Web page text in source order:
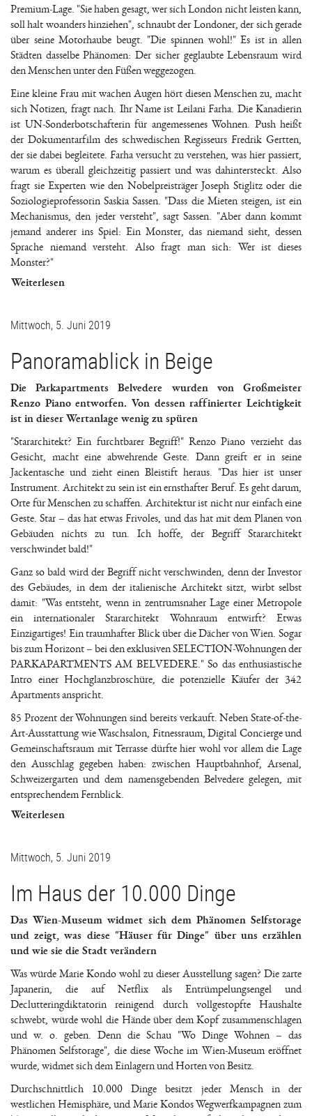
Premium-Lage. "Sie haben gesagt, wer sich London nicht leisten kann,
soll halt woanders hinziehen", schnaubt der Londoner, der sich gerade
über seine Motorhaube beugt. "Die spinnen wohl!" Es ist in allen
Städten dasselbe Phänomen: Der sicher geglaubte Lebensraum wird
den Menschen unter den Füßen weggezogen.
Eine kleine Frau mit wachen Augen hört diesen Menschen zu, macht
sich Notizen, fragt nach. Ihr Name ist Leilani Farha. Die Kanadierin
ist UN-Sonderbotschafterin für angemessenes Wohnen. Push heißt
der Dokumentarfilm des schwedischen Regisseurs Fredrik Gertten,
der sie dabei begleitete. Farha versucht zu verstehen, was hier passiert,
warum es überall gleichzeitig passiert und was dahintersteckt. Also
fragt sie Experten wie den Nobelpreisträger Joseph Stiglitz oder die
Soziologieprofessorin Saskia Sassen. "Dass die Mieten steigen, ist ein
Mechanismus, den jeder versteht", sagt Sassen. "Aber dann kommt
jemand anderer ins Spiel: Ein Monster, das niemand sieht, dessen
Sprache niemand versteht. Also fragt man sich: Wer ist dieses
Monster?"
Weiterlesen
Mittwoch, 5. Juni 2019
Panoramablick in Beige
Die Parkapartments Belvedere wurden von Großmeister
Renzo Piano entworfen. Von dessen raffinierter Leichtigkeit
ist in dieser Wertanlage wenig zu spüren
"Stararchitekt? Ein furchtbarer Begriff!" Renzo Piano verzieht das
Gesicht, macht eine abwehrende Geste. Dann greift er in seine
Jackentasche und zieht einen Bleistift heraus. "Das hier ist unser
Instrument. Architekt zu sein ist ein ernsthafter Beruf. Es geht darum,
Orte für Menschen zu schaffen. Architektur ist nicht nur einfach eine
Geste. Star – das hat etwas Frivoles, und das hat mit dem Planen von
Gebäuden nichts zu tun. Ich hoffe, der Begriff Stararchitekt
verschwindet bald!"
Ganz so bald wird der Begriff nicht verschwinden, denn der Investor
des Gebäudes, in dem der italienische Architekt sitzt, wirbt selbst
damit: "Was entsteht, wenn in zentrumsnaher Lage einer Metropole
ein internationaler Stararchitekt Wohnraum entwirft? Etwas
Einzigartiges! Ein traumhafter Blick über die Dächer von Wien. Sogar
bis zum Horizont – bei den exklusiven SELECTION-Wohnungen der
PARKAPARTMENTS AM BELVEDERE." So das enthusiastische
Intro einer Hochglanzbroschüre, die potenzielle Käufer der 342
Apartments anspricht.
85 Prozent der Wohnungen sind bereits verkauft. Neben State-of-the-
Art-Ausstattung wie Waschsalon, Fitnessraum, Digital Concierge und
Gemeinschaftsraum mit Terrasse dürfte hier wohl vor allem die Lage
den Ausschlag gegeben haben: zwischen Hauptbahnhof, Arsenal,
Schweizergarten und dem namensgebenden Belvedere gelegen, mit
entsprechendem Fernblick.
Weiterlesen
Mittwoch, 5. Juni 2019
Im Haus der 10.000 Dinge
Das Wien-Museum widmet sich dem Phänomen Selfstorage
und zeigt, was diese "Häuser für Dinge" über uns erzählen
und wie sie die Stadt verändern
Was würde Marie Kondo wohl zu dieser Ausstellung sagen? Die zarte
Japanerin, die auf Netflix als Entrümpelungsengel und
Declutteringdiktatorin reinigend durch vollgestopfte Haushalte
schwebt, würde wohl die Hände über dem Kopf zusammenschlagen
und w. o. geben. Denn die Schau "Wo Dinge Wohnen – das
Phänomen Selfstorage", die diese Woche im Wien-Museum eröffnet
wurde, widmet sich dem Einlagern und Horten von Besitz.
Durchschnittlich 10.000 Dinge besitzt jeder Mensch in der
westlichen Hemisphäre, und Marie Kondos Wegwerfkampagnen zum